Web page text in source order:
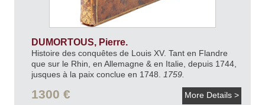
DUMORTOUS, Pierre.
Histoire des conquêtes de Louis XV. Tant en Flandre
que sur le Rhin, en Allemagne & en Italie, depuis 1744,
jusques à la paix conclue en 1748.
1759.
1300 € More Details >